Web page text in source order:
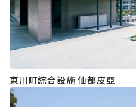
東川町綜合設施 仙都皮亞